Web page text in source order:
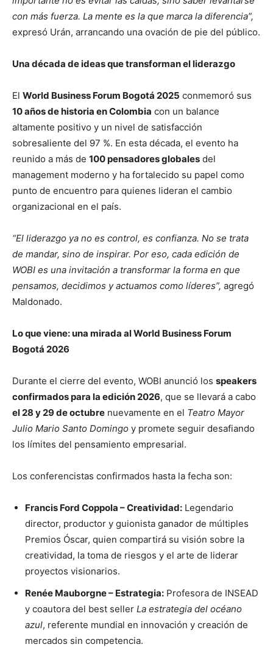
con más fuerza. La mente es la que marca la diferencia”,
expresó Urán, arrancando una ovación de pie del público.
Una década de ideas que transforman el liderazgo
El World Business Forum Bogotá 2025 conmemoró sus
10 años de historia en Colombia con un balance
altamente positivo y un nivel de satisfacción
sobresaliente del 97 %. En esta década, el evento ha
reunido a más de 100 pensadores globales del
management moderno y ha fortalecido su papel como
punto de encuentro para quienes lideran el cambio
organizacional en el país.
“El liderazgo ya no es control, es confianza. No se trata
de mandar, sino de inspirar. Por eso, cada edición de
WOBI es una invitación a transformar la forma en que
pensamos, decidimos y actuamos como líderes”, agregó
Maldonado.
Lo que viene: una mirada al World Business Forum
Bogotá 2026
Durante el cierre del evento, WOBI anunció los speakers
confirmados para la edición 2026, que se llevará a cabo
el 28 y 29 de octubre nuevamente en el Teatro Mayor
Julio Mario Santo Domingo y promete seguir desafiando
los límites del pensamiento empresarial.
Los conferencistas confirmados hasta la fecha son:
Francis Ford Coppola – Creatividad: Legendario
director, productor y guionista ganador de múltiples
Premios Óscar, quien compartirá su visión sobre la
creatividad, la toma de riesgos y el arte de liderar
proyectos visionarios.
Renée Mauborgne – Estrategia: Profesora de INSEAD
y coautora del best seller La estrategia del océano
azul, referente mundial en innovación y creación de
mercados sin competencia.